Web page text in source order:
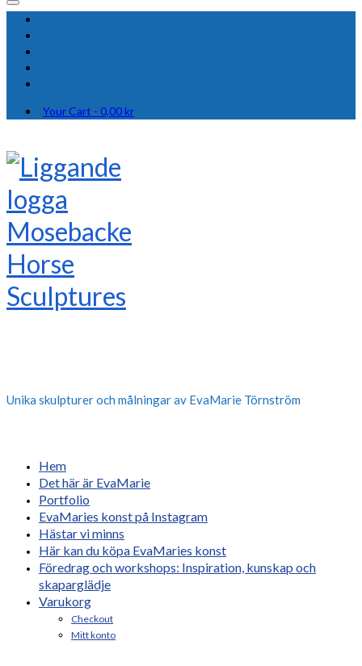
Your Cart - 0,00kr
Unika skulpturer och målningar av EvaMarie Törnström
Hem
Det här är EvaMarie
Portfolio
EvaMaries konst på Instagram
Hästar vi minns
Här kan du köpa EvaMaries konst
Föredrag och workshops: Inspiration, kunskap och
skaparglädje
Varukorg
Checkout
Mitt konto